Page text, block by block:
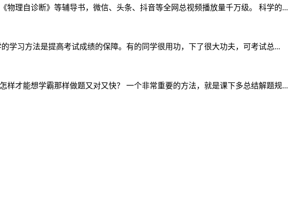
物理自诊断》等辅导书，微信、头条、抖音等全网总视频播放量千万级。 科学的...
学习方法是提高考试成绩的保障。有的同学很用功，下了很大功夫，可考试总...
样才能想学霸那样做题又对又快？ 一个非常重要的方法，就是课下多总结解题规...